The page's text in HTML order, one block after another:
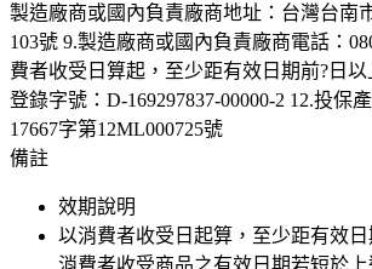
製造廠商或國內負責廠商地址：台灣台南
103號 9.製造廠商或國內負責廠商電話：
費者收受日算起，至少距有效日期前?日以
登錄字號：D-169297837-00000-2 12.投保
17667字第12ML000725號
備註
效期說明
以消費者收受日起算，至少距有效
消費者收受商品之有效日期若短於